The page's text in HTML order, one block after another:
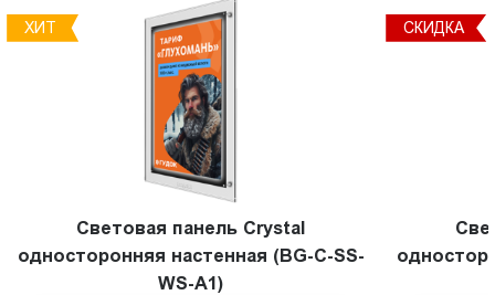
ХИТ
Световая панель Crystal
односторонняя настенная (BG-C-SS-
WS-A1)
СКИДКА